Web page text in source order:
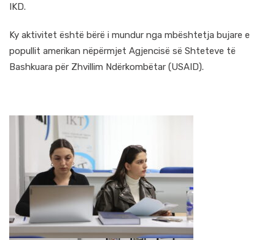
IKD.
Ky aktivitet është bërë i mundur nga mbështetja bujare e
popullit amerikan nëpërmjet Agjencisë së Shteteve të
Bashkuara për Zhvillim Ndërkombëtar (USAID).